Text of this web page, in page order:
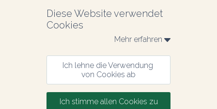
Diese Website verwendet
Cookies
Mehr erfahren
Ich lehne die Verwendung
von Cookies ab
Ich stimme allen Cookies zu